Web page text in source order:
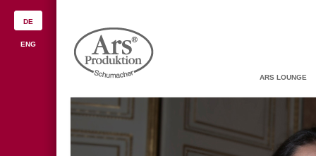
DE
ENG
ARS LOUNGE